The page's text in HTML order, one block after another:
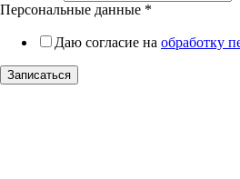
Персональные данные *
Даю согласие на обработку
Записаться